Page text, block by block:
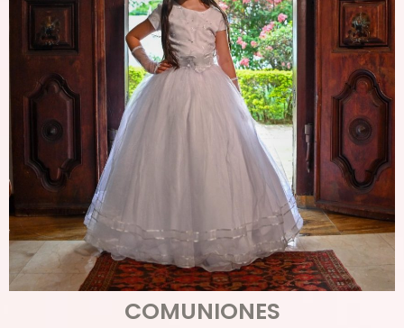
COMUNIONES